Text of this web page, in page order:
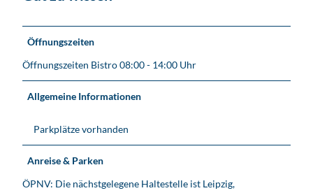
Öffnungszeiten
Öffnungszeiten Bistro 08:00 - 14:00 Uhr
Allgemeine Informationen
Parkplätze vorhanden
Anreise & Parken
ÖPNV: Die nächstgelegene Haltestelle ist Leipzig,